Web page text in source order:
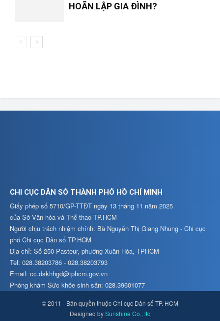
HOÃN LẬP GIA ĐÌNH?
CHI CỤC DÂN SỐ THÀNH PHỐ HỒ CHÍ MINH
Giấy phép số 5710/GP-TTĐT ngày 13 tháng 11 năm 2025
của Sở Văn hóa và Thể thao TP.HCM
Người chịu trách nhiệm chính: Bà Nguyễn Thị Giang Nhung - Chi cục
phó Chi cục Dân số TP.HCM
Địa chỉ: Số 250 Pasteur, phường Xuân Hòa, TPHCM
Tel: 028.38203786 - 028.38203793
Email: cc.dskhhgd@tphcm.gov.vn
Phòng khám Sức khỏe sinh sản: 028.39601077
© 2011 - Bản quyền thuộc Chi cục Dân số TP. HCM
Designed bySunshine Co., ltd